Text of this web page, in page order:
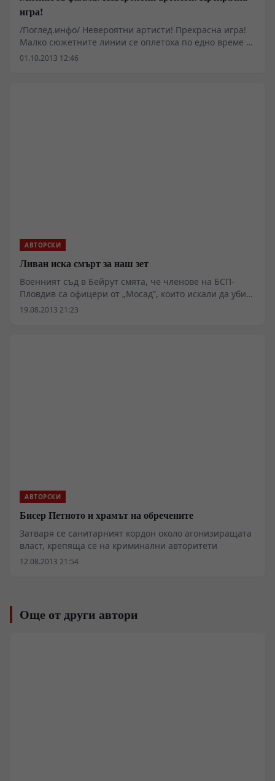
игра!
/Поглед.инфо/ Невероятни артисти! Прекрасна игра!
Малко сюжетните линии се оплетоха по едно време и
не можах да се ориентирам кой с кого, но накрая на
01.10.2013 12:46
АВТОРСКИ
Ливан иска смърт за наш зет
Военният съд в Бейрут смята, че членове на БСП-
Пловдив са офицери от „Мосад”, които искали да убият
шейх Насралла
19.08.2013 21:23
АВТОРСКИ
Бисер Петното и храмът на обречените
Затваря се санитарният кордон около агонизиращата
власт, крепяща се на криминални авторитети
12.08.2013 21:54
Още от други автори